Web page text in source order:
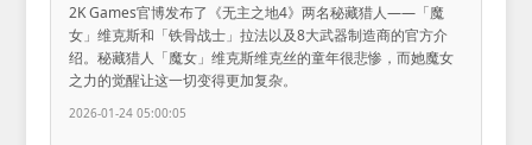
2K Games官博发布了《无主之地4》两名秘藏猎人——「魔
女」维克斯和「铁骨战士」拉法以及8大武器制造商的官方介
绍。秘藏猎人「魔女」维克斯维克丝的童年很悲惨，而她魔女
之力的觉醒让这一切变得更加复杂。
2026-01-24 05:00:05